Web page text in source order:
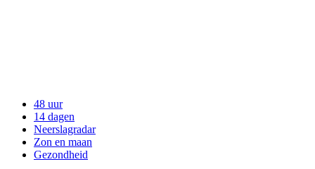
48 uur
14 dagen
Neerslagradar
Zon en maan
Gezondheid